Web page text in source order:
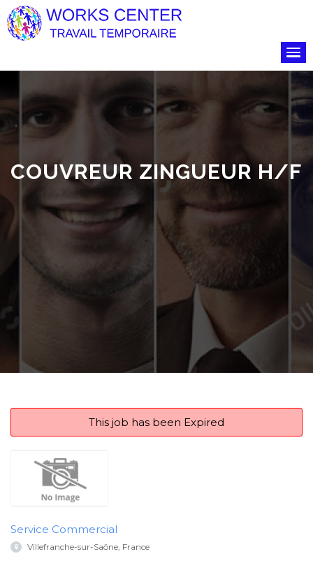
COUVREUR ZINGUEUR H/F
This job has been Expired
Service Commercial
Villefranche-sur-Saône, France